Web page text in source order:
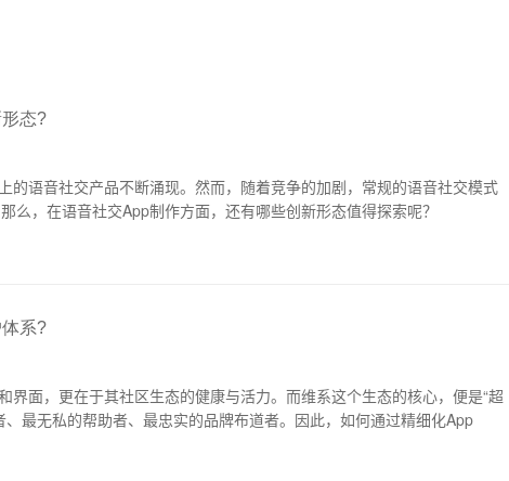
态?
的语音社交产品不断涌现。然而，随着竞争的加剧，常规的语音社交模式
么，在语音社交App制作方面，还有哪些创新形态值得探索呢？
系?
界面，更在于其社区生态的健康与活力。而维系这个生态的核心，便是“超
最无私的帮助者、最忠实的品牌布道者。因此，如何通过精细化App